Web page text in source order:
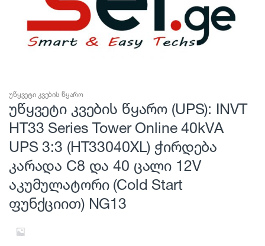
უწყვეტი კვების წყარო
უწყვეტი კვების წყარო (UPS): INVT
HT33 Series Tower Online 40kVA
UPS 3:3 (HT33040XL) ჭირდება
კარადა C8 და 40 ცალი 12V
აკუმულატორი (Cold Start
ფუნქციით) NG13